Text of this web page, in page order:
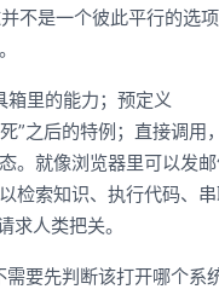
不是一个彼此平行的选
箱里的能力；预定义
”之后的特例；直接调用
。就像浏览器里可以发
检索知识、执行代码、
求人类把关。
需要先判断该打开哪个系